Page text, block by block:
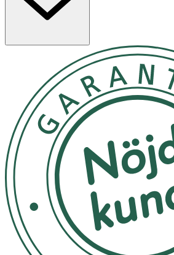
Skaka burken väl, håll upp och ner
eller styla som önskat. Använd
Avsiktlig felanvändning genom att
och inandas innehållet kan vara
Undvik att spraya i ögonen.
aerosol. Tryckbehållare: Kan
Får inte utsättas för värme, heta
låga eller andra antändningskällor.
Spreja inte över öppen låga eller
antändningskällor. Får inte
gäller även tömd behållare.
utsättas för temperaturer över 50 °C/
utom räckhåll för barn.
Skydda mot solljus. Utsätt inte för
50°C/122°F. Förvaras utom räckhåll